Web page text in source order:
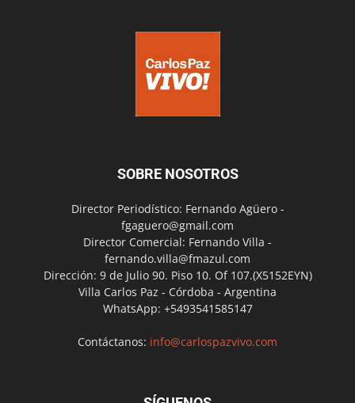
SOBRE NOSOTROS
Director Periodístico: Fernando Agüero -
fgaguero@gmail.com
Director Comercial: Fernando Villa -
fernando.villa@fmazul.com
Dirección: 9 de Julio 90. Piso 10. Of 107.(X5152EYN)
Villa Carlos Paz - Córdoba - Argentina
WhatsApp: +5493541585147
Contáctanos: info@carlospazvivo.com